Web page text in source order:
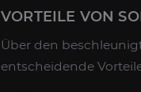
VORTEILE VON
Über den
entscheidende